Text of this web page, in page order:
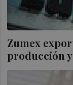
Zumex
producción